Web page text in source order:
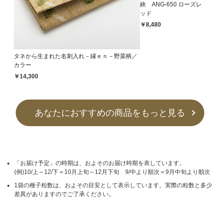
タネから生まれた名刺入れ－縁ｅｎ－野菜柄／
カラー
￥14,300
鋏 ANG-650 ローズレ
ッド
￥8,480
あなたにおすすめの商品をもっと見る
「お届け予定」の時期は、およそのお届け時期を表しています。
(例)10/上～12/下＝10月上旬～12月下旬 9/中より順次＝9月中旬より順次
1袋の種子粒数は、およその目安として表示しています。実際の粒数と多少
差異がありますのでご了承ください。